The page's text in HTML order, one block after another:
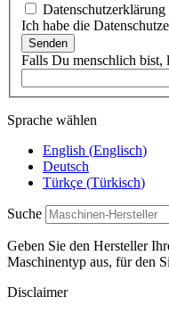
Datenschutzerklärung
Ich habe die
Senden
Falls Du menschlich bist,
Sprache wählen
English (Englisch)
Deutsch
Türkçe (Türkisch)
Suche
Geben Sie den Hersteller
Maschinentyp aus, für den
Disclaimer